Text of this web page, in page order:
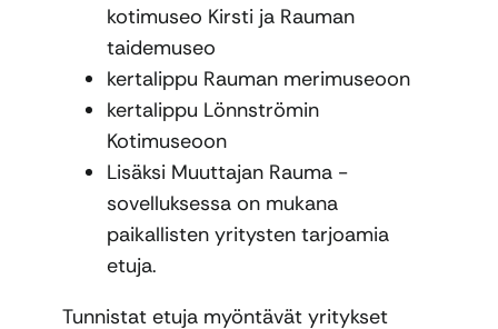
kotimuseo Kirsti ja Rauman
taidemuseo
kertalippu Rauman merimuseoon
kertalippu Lönnströmin
Kotimuseoon
Lisäksi Muuttajan Rauma -
sovelluksessa on mukana
paikallisten yritysten tarjoamia
etuja.
Tunnistat etuja myöntävät yritykset